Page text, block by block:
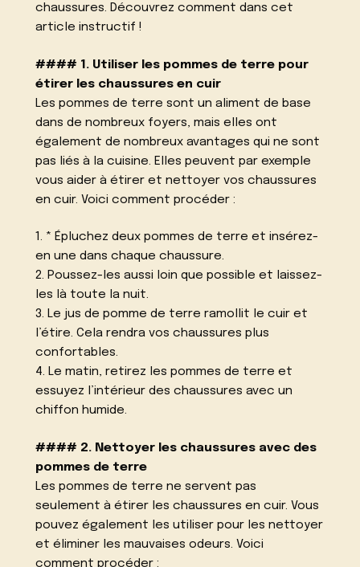
chaussures. Découvrez comment dans cet
article instructif !
#### 1. Utiliser les pommes de terre pour
étirer les chaussures en cuir
Les pommes de terre sont un aliment de base
dans de nombreux foyers, mais elles ont
également de nombreux avantages qui ne sont
pas liés à la cuisine. Elles peuvent par exemple
vous aider à étirer et nettoyer vos chaussures
en cuir. Voici comment procéder :
1. * Épluchez deux pommes de terre et insérez-
en une dans chaque chaussure.
2. Poussez-les aussi loin que possible et laissez-
les là toute la nuit.
3. Le jus de pomme de terre ramollit le cuir et
l’étire. Cela rendra vos chaussures plus
confortables.
4. Le matin, retirez les pommes de terre et
essuyez l’intérieur des chaussures avec un
chiffon humide.
#### 2. Nettoyer les chaussures avec des
pommes de terre
Les pommes de terre ne servent pas
seulement à étirer les chaussures en cuir. Vous
pouvez également les utiliser pour les nettoyer
et éliminer les mauvaises odeurs. Voici
comment procéder :